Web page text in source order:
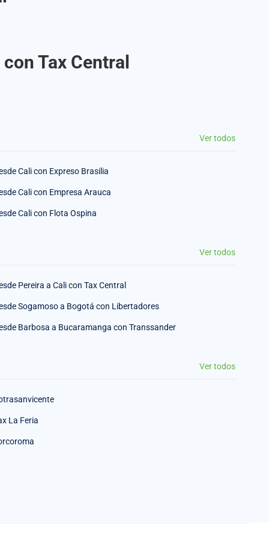
Tax Central
Ver todos
Cali con Expreso Brasilia
Cali con Empresa Arauca
Cali con Flota Ospina
Ver todos
Pereira a Cali con Tax Central
Sogamoso a Bogotá con Libertadores
Barbosa a Bucaramanga con Transsander
Ver todos
La Feria